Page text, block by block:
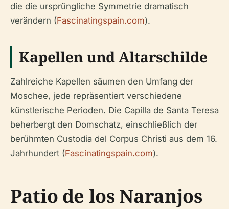
die die ursprüngliche Symmetrie dramatisch
verändern (Fascinatingspain.com).
Kapellen und Altarschilde
Zahlreiche Kapellen säumen den Umfang der
Moschee, jede repräsentiert verschiedene
künstlerische Perioden. Die Capilla de Santa Teresa
beherbergt den Domschatz, einschließlich der
berühmten Custodia del Corpus Christi aus dem 16.
Jahrhundert (Fascinatingspain.com).
Patio de los Naranjos